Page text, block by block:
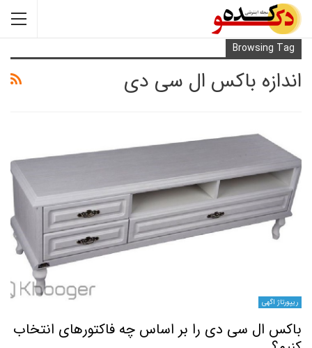
باکس ال سی دی
سی دی را بر اساس چه فاکتورهای انتخاب